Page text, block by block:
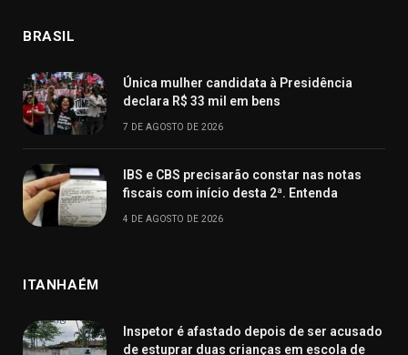
BRASIL
Única mulher candidata à Presidência
declara R$ 33 mil em bens
7 DE AGOSTO DE 2026
IBS e CBS precisarão constar nas notas
fiscais com início desta 2ª. Entenda
4 DE AGOSTO DE 2026
ITANHAÉM
Inspetor é afastado depois de ser acusado
de estuprar duas crianças em escola de